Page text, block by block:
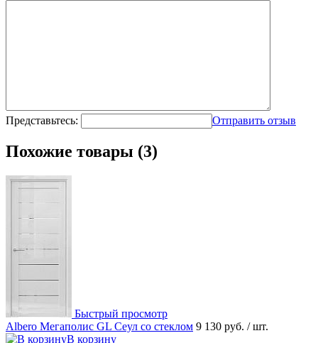
Представьтесь: Отправить отзыв
Похожие товары (3)
Быстрый просмотр
Albero Мегаполис GL Сеул со стеклом 9 130 руб. / шт.
В корзину